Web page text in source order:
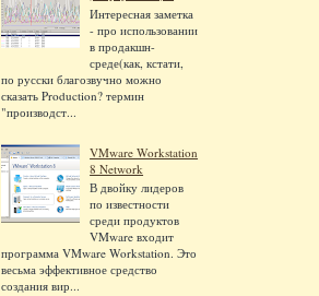
Интересная заметка
- про использовании
в продакшн-
среде(как, кстати,
по русски благозвучно можно
сказать Production? термин
"производст...
VMware Workstation
8 Network
В двойку лидеров
по известности
среди продуктов
VMware входит
программа VMware Workstation. Это
весьма эффективное средство
создания вир...